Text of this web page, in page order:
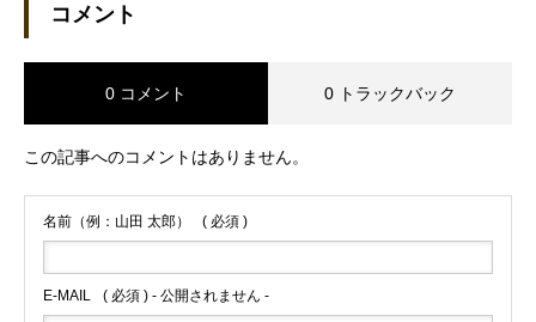
コメント
0 コメント 0 トラックバック
この記事へのコメントはありません。
名前（例：山田 太郎） ( 必須 )
E-MAIL ( 必須 ) - 公開されません -